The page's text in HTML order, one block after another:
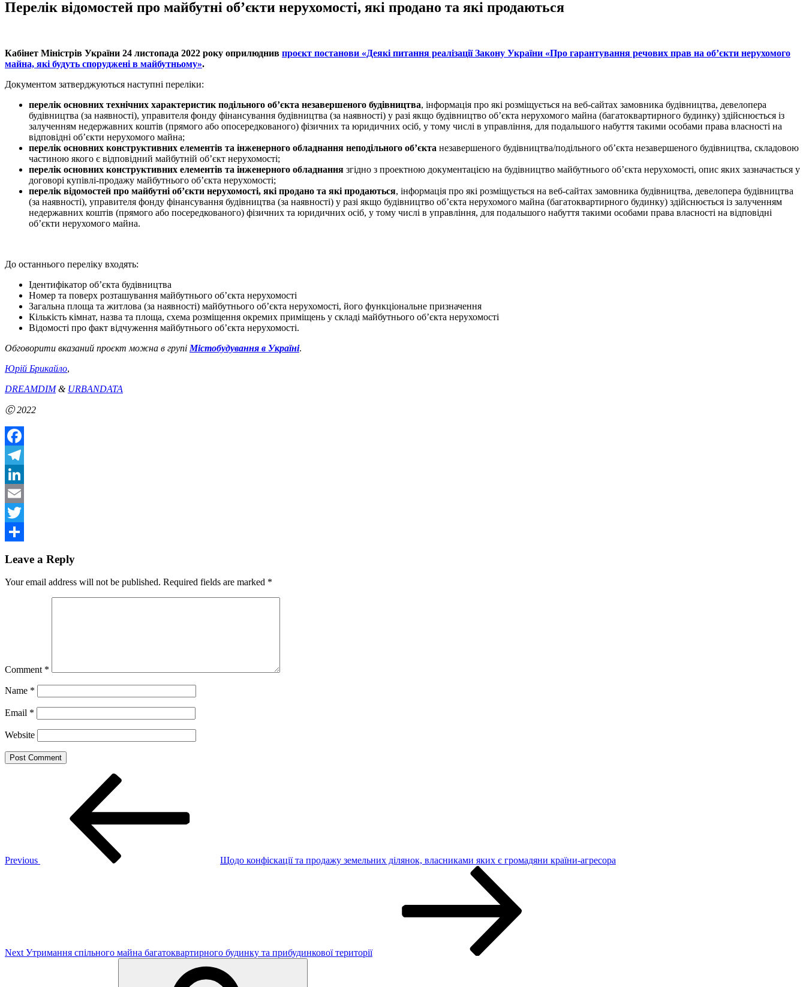
Перелік відомостей про майбутні об’єкти нерухомості, які продано та які продаються
Кабінет Міністрів України 24 листопада 2022 року оприлюднив проєкт постанови «Деякі питання реалізації Закону України «Про гарантування речових прав на об’єкти нерухомого
майна, які будуть споруджені в майбутньому».
Документом затверджуються наступні переліки:
перелік основних технічних характеристик подільного об’єкта незавершеного будівництва, інформація про які розміщується на веб-сайтах замовника будівництва, девелопера
будівництва (за наявності), управителя фонду фінансування будівництва (за наявності) у разі якщо будівництво об’єкта нерухомого майна (багатоквартирного будинку) здійснюється із
залученням недержавних коштів (прямого або опосередкованого) фізичних та юридичних осіб, у тому числі в управління, для подальшого набуття такими особами права власності на
відповідні об’єкти нерухомого майна;
перелік основних конструктивних елементів та інженерного обладнання неподільного об’єкта незавершеного будівництва/подільного об’єкта незавершеного будівництва, складовою
частиною якого є відповідний майбутній об’єкт нерухомості;
перелік основних конструктивних елементів та інженерного обладнання згідно з проектною документацією на будівництво майбутнього об’єкта нерухомості, опис яких зазначається у
договорі купівлі-продажу майбутнього об’єкта нерухомості;
перелік відомостей про майбутні об’єкти нерухомості, які продано та які продаються, інформація про які розміщується на веб-сайтах замовника будівництва, девелопера будівництва
(за наявності), управителя фонду фінансування будівництва (за наявності) у разі якщо будівництво об’єкта нерухомого майна (багатоквартирного будинку) здійснюється із залученням
недержавних коштів (прямого або посередкованого) фізичних та юридичних осіб, у тому числі в управління, для подальшого набуття такими особами права власності на відповідні
об’єкти нерухомого майна.
До останнього переліку входять:
Ідентифікатор об’єкта будівництва
Номер та поверх розташування майбутнього об’єкта нерухомості
Загальна площа та житлова (за наявності) майбутнього об’єкта нерухомості, його функціональне призначення
Кількість кімнат, назва та площа, схема розміщення окремих приміщень у складі майбутнього об’єкта нерухомості
Відомості про факт відчуження майбутнього об’єкта нерухомості.
Обговорити вказаний проєкт можна в групі Містобудування в Україні.
Юрій Брикайло,
DREAMDIM& URBANDATA
Ⓒ 2022
Facebook
Telegram
LinkedIn
Email
Twitter
Leave a Reply
Your email address will not be published. Required fields are marked *
Comment *
Name *
Email *
Website
Previous
Щодо конфіскації та продажу земельних ділянок, власниками яких є громадяни країни-агресора
Next Утримання спільного майна багатоквартирного будинку та прибудинкової території